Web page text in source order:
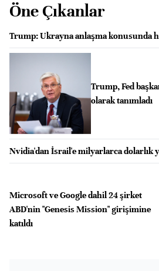
Öne Çıkanlar
Trump: Ukrayna anlaşma konusunda
Trump, Fed
olarak tanımladı
Nvidia'dan İsrail'e milyarlarca dolarlık
Microsoft ve Google dahil 24 şirket
ABD'nin "Genesis Mission" girişimine
katıldı